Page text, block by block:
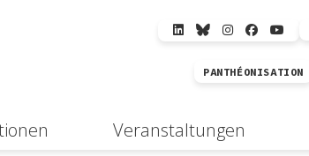
PANTHÉONISATION
Veranstaltungen